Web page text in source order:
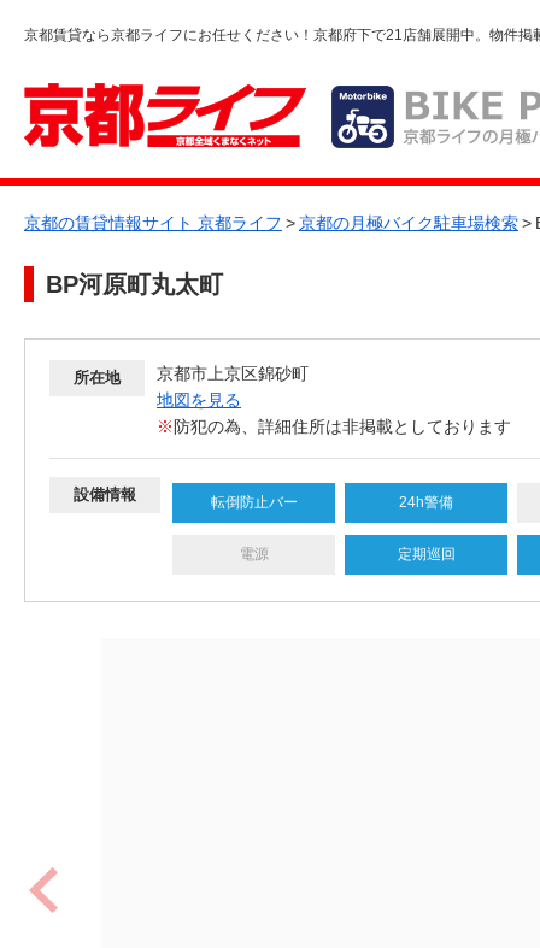
京都賃貸なら京都ライフにお任せください！京都府下で21店舗展開中。物件掲
京都の賃貸情報サイト 京都ライフ >京都の月極バイク駐車場検索>
BP河原町丸太町
所在地
京都市上京区錦砂町
地図を見る
※防犯の為、詳細住所は非掲載としております
設備情報 転倒防止バー 24h警備
電源 定期巡回